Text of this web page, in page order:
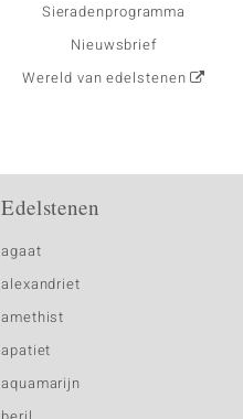
Sieradenprogramma
Nieuwsbrief
Wereld van edelstenen
Edelstenen
agaat
alexandriet
amethist
apatiet
aquamarijn